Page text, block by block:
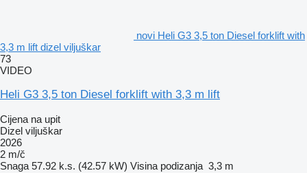
novi Heli G3 3,5 ton Diesel forklift with
3,3 m lift dizel viljuškar
73
VIDEO
Heli G3 3,5 ton Diesel forklift with 3,3 m lift
Cijena na upit
Dizel viljuškar
2026
2 m/č
Snaga 57.92 k.s. (42.57 kW) Visina podizanja 3,3 m